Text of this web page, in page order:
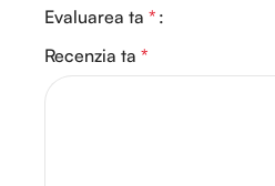
Evaluarea ta *
Recenzia ta *